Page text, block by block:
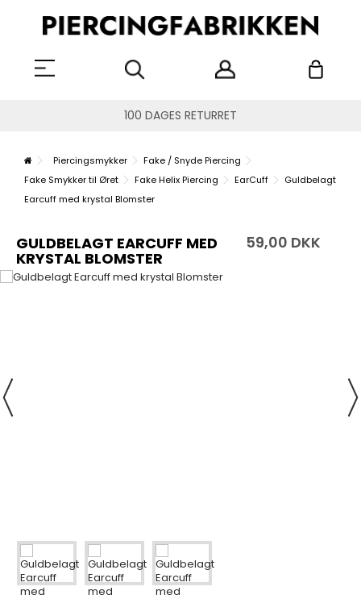
100 DAGES RETURRET
Piercingsmykker
Fake / Snyde Piercing
Fake Smykker til Øret
Fake Helix Piercing EarCuff
Guldbelagt
Earcuff med krystal Blomster
GULDBELAGT EARCUFF MED
KRYSTAL BLOMSTER
59,00 DKK